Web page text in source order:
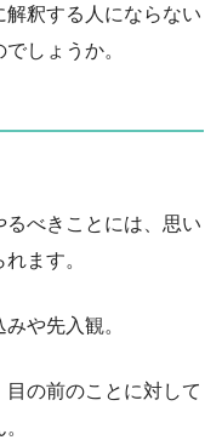
釈する人にならない
しょうか。
べきことには、思い
ます。
や先入観。
の前のことに対して